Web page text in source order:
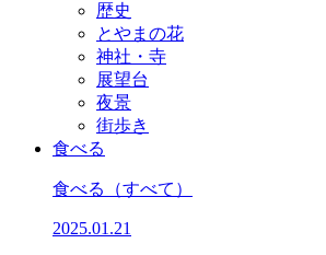
歴史
とやまの花
神社・寺
展望台
夜景
街歩き
食べる
食べる （すべて）
2025.01.21